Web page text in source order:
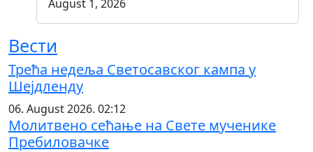
August 1, 2026
Вести
Трећа недеља Светосавског кампа у
Шејдленду
06. August 2026. 02:12
Молитвено сећање на Свете мученике
Пребиловачке